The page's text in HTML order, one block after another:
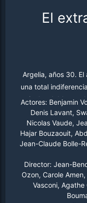
El
Argelia, años 30.
una total
e inabordable, por
propio entorno.
Actores: Benjamin
Denis Lavant,
Nicolas Vaude,
Hajar Bouzaouit,
Jean-Claude Bolle-
Director: Jean-
Ozon, Carole
Vasconi, Agathe